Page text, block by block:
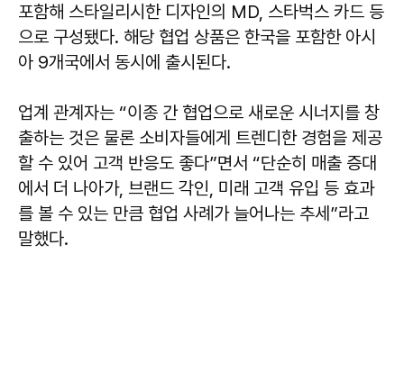
포함해 스타일리시한 디자인의 MD, 스타벅스 카드 등
으로 구성됐다. 해당 협업 상품은 한국을 포함한 아시
아 9개국에서 동시에 출시된다.
업계 관계자는 “이종 간 협업으로 새로운 시너지를 창
출하는 것은 물론 소비자들에게 트렌디한 경험을 제공
할 수 있어 고객 반응도 좋다”면서 “단순히 매출 증대
에서 더 나아가, 브랜드 각인, 미래 고객 유입 등 효과
를 볼 수 있는 만큼 협업 사례가 늘어나는 추세”라고
말했다.